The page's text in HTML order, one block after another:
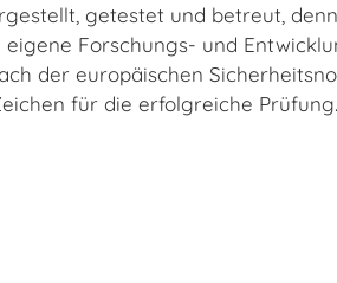
getestet und betreut,
Forschungs- und
der europäischen
für die erfolgreiche Prüfung.